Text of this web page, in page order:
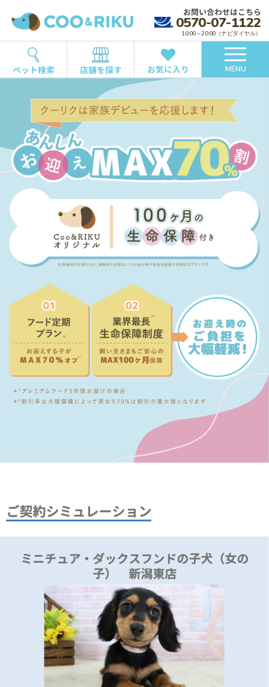
お問い合わせはこちら
0570-07-1122
10:00～20:00（ナビダイヤル）
ペット検索 店舗を探す お気に入り MENU
ご契約シミュレーション
ミニチュア・ダックスフンドの子犬（女の
子） 新潟東店